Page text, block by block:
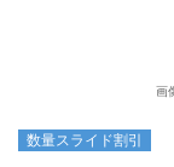
画
数量スライド割引